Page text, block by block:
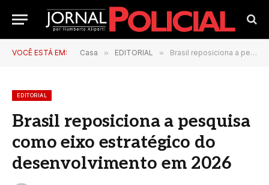
VOCÊ ESTÁ EM: Casa » EDITORIAL » Brasil reposiciona a pesquisa como eixo estratégico do desenvolvimento em 2026
EDITORIAL
Brasil reposiciona a pesquisa
como eixo estratégico do
desenvolvimento em 2026